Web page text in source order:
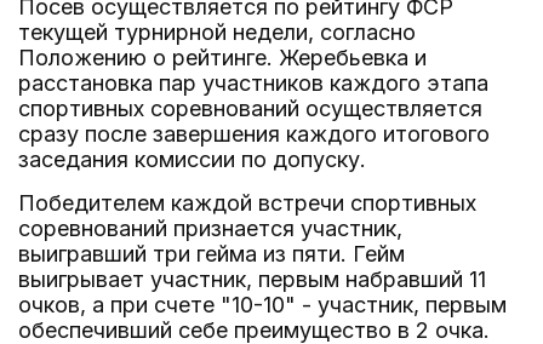
Посев осуществляется по рейтингу ФСР
текущей турнирной недели, согласно
Положению о рейтинге. Жеребьевка и
расстановка пар участников каждого этапа
спортивных соревнований осуществляется
сразу после завершения каждого итогового
заседания комиссии по допуску.
Победителем каждой встречи спортивных
соревнований признается участник,
выигравший три гейма из пяти. Гейм
выигрывает участник, первым набравший 11
очков, а при счете "10-10" - участник, первым
обеспечивший себе преимущество в 2 очка.